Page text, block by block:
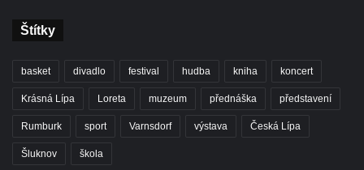
Štítky
basket divadlo festival hudba kniha koncert
Krásná Lípa Loreta muzeum přednáška představení
Rumburk sport Varnsdorf výstava Česká Lípa
Šluknov škola